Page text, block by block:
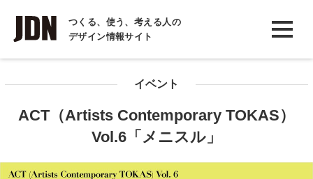
つくる、使う、考える人の
デザイン情報サイト
INTERVIEW
インタビュー
COLUMN
イベント
ACT（Artists Contemporary TOKAS）
Vol.6「メニスル」